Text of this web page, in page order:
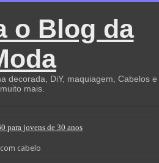
o Blog da
decorada, DiY, maquiagem, Cabelos e
muito mais.
para jovens de 30 anos
cabelo